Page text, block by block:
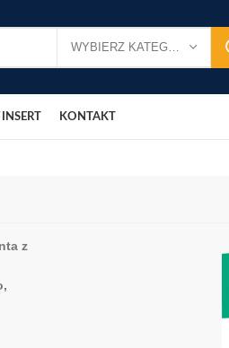
KONTAKT
z